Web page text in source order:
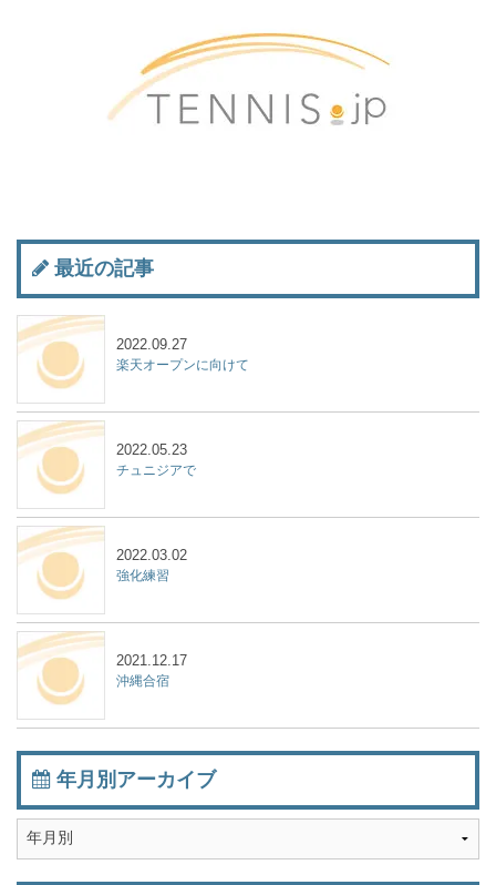
最近の記事
楽天オープンに向けて
2022.09.27
チュニジアで
2022.05.23
強化練習
2022.03.02
沖縄合宿
2021.12.17
年月別アーカイブ